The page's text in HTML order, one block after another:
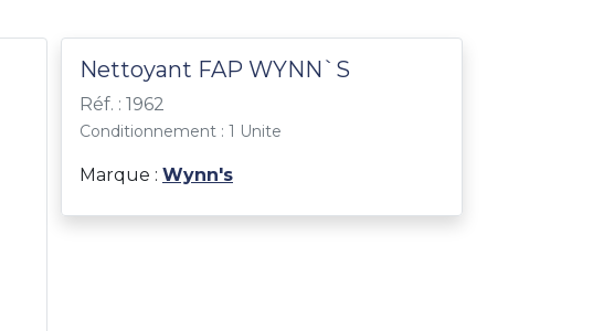
Nettoyant FAP WYNN`S
Réf. : 1962
Conditionnement : 1 Unite
Marque : Wynn's